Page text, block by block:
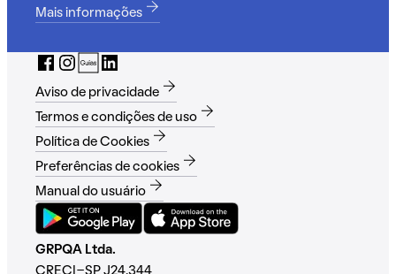
Mais informações
Aviso de privacidade
Termos e condições de uso
Política de Cookies
Preferências de cookies
Manual do usuário
GRPQA Ltda.